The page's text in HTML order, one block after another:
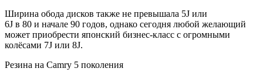
Ширина обода дисков также не превышала 5J или
6J в 80 и начале 90 годов, однако сегодня любой желающий
может приобрести японский бизнес-класс с огромными
колёсами 7J или 8J.
Резина на Camry 5 поколения